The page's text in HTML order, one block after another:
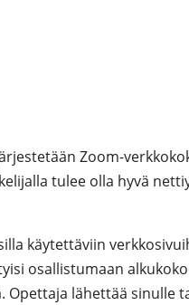
Zoom-
tulee olla hyvä
käytettäviin
osallistumaan
Opettaja lähettää sinulle